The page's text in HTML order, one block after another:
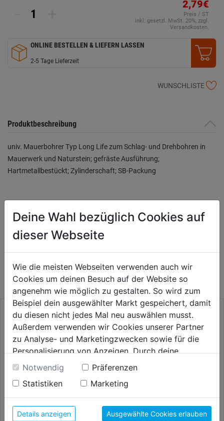
2,79€
Preis / ST
inkl. gesetzl. MwSt. 20%, zzgl.
Versandkosten.
ONLINE BESTELLEN & LIEFERN LASSEN
2-5 Tage Lieferzeit
WUNSCHLISTE
Produktbeschreibung
univ. Mauerbohrer Typ Long Life zum Schlag- und Drehbohren in
Mauerwerk und Naturstein; gefräste Ausführung;
Hartmetallbestückt; Zylinderschaft; SB-Packung
WEITERE PRODUKTE AUS DIESER
KATEGORIE
Steinbohrer Long Life HM SB
Steinbohrer Long Life HM
Deine Wahl bezüglich Cookies auf
dieser Webseite
Wie die meisten Webseiten verwenden auch wir
Cookies um deinen Besuch auf der Website so
angenehm wie möglich zu gestalten. So wird zum
Beispiel dein ausgewählter Markt gespeichert, damit
du diesen nicht jedes Mal neu auswählen musst.
Außerdem verwenden wir Cookies unserer Partner
zu Analyse- und Marketingzwecken sowie für die
Personalisierung von Anzeigen. Durch deine
Einwilligung werden die Daten von Drittanbieter,
unter anderem auch in den USA, verarbeitet.
Durch Klick auf "Alle Cookies erlauben" stimmst du
der Verwendung aller Cookies zu. Unter "Details
anzeigen" findest du alle Infos zu den
Notwendig
Präferenzen
Statistiken
Marketing
Details anzeigen Ausgewählte Cookies erlauben